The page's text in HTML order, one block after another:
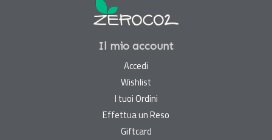
Il mio account
Accedi
Wishlist
I tuoi Ordini
Effettua un Reso
Giftcard